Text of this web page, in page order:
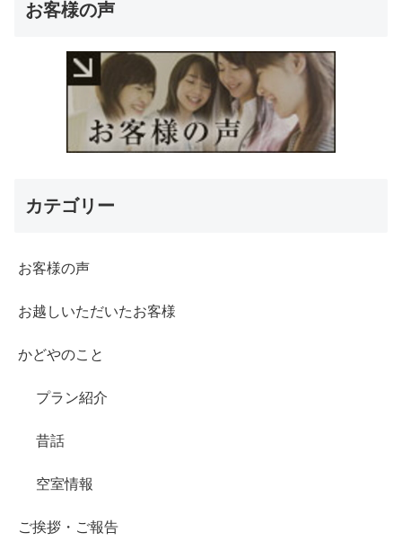
お客様の声
カテゴリー
お客様の声
お越しいただいたお客様
かどやのこと
プラン紹介
昔話
空室情報
ご挨拶・ご報告